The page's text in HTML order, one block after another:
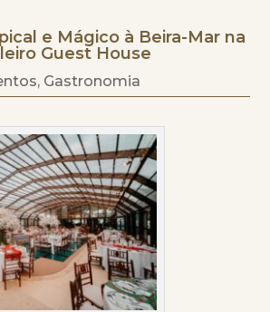
e Mágico à Beira-Mar na
Guest House
, Gastronomia